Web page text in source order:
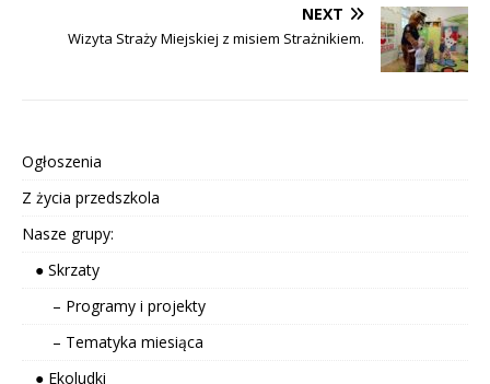
NEXT
Wizyta Straży Miejskiej z misiem Strażnikiem.
Ogłoszenia
Z życia przedszkola
Nasze grupy:
● Skrzaty
– Programy i projekty
– Tematyka miesiąca
● Ekoludki